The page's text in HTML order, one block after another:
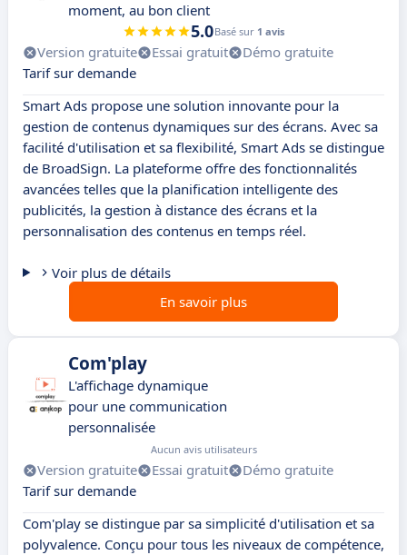
moment, au bon client
5.0Basé sur 1 avis
Version gratuite Essai gratuit
Démo gratuite
Tarif sur demande
Smart Ads propose une solution innovante pour la
gestion de contenus dynamiques sur des écrans. Avec sa
facilité d'utilisation et sa flexibilité, Smart Ads se distingue
de BroadSign. La plateforme offre des fonctionnalités
avancées telles que la planification intelligente des
publicités, la gestion à distance des écrans et la
personnalisation des contenus en temps réel.
Voir plus de détails
En savoir plus
Com'play
L'affichage dynamique
pour une communication
personnalisée
Aucun avis utilisateurs
Version gratuite Essai gratuit
Démo gratuite
Tarif sur demande
Com'play se distingue par sa simplicité d'utilisation et sa
polyvalence. Conçu pour tous les niveaux de compétence,